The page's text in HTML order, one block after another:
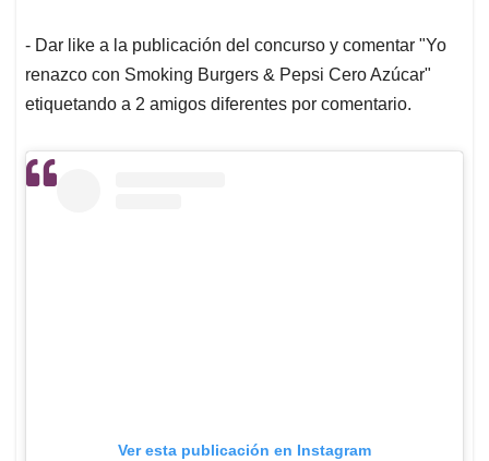
- Dar like a la publicación del concurso y comentar "Yo
renazco con Smoking Burgers & Pepsi Cero Azúcar"
etiquetando a 2 amigos diferentes por comentario.
Ver esta publicación en Instagram